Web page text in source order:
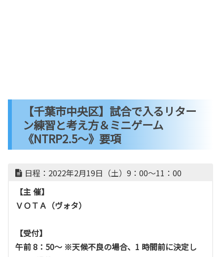
【千葉市中央区】試合で入るリター
ン練習と考え方＆ミニゲーム
《NTRP2.5～》要項
日程：2022年2月19日（土）9：00～11：00
【主 催】
ＶＯＴＡ（ヴォタ）
【受付】
午前 8：50～ ※天候不良の場合、1 時間前に決定し